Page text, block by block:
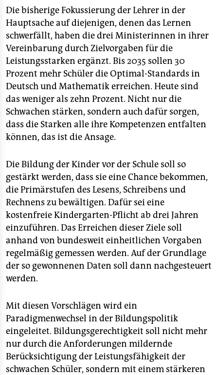
Die bisherige Fokussierung der Lehrer in der
Hauptsache auf diejenigen, denen das Lernen
schwerfällt, haben die drei Ministerinnen in ihrer
Vereinbarung durch Zielvorgaben für die
Leistungsstarken ergänzt. Bis 2035 sollen 30
Prozent mehr Schüler die Optimal-Standards in
Deutsch und Mathematik erreichen. Heute sind
das weniger als zehn Prozent. Nicht nur die
Schwachen stärken, sondern auch dafür sorgen,
dass die Starken alle ihre Kompetenzen entfalten
können, das ist die Ansage.
Die Bildung der Kinder vor der Schule soll so
gestärkt werden, dass sie eine Chance bekommen,
die Primärstufen des Lesens, Schreibens und
Rechnens zu bewältigen. Dafür sei eine
kostenfreie Kindergarten-Pflicht ab drei Jahren
einzuführen. Das Erreichen dieser Ziele soll
anhand von bundesweit einheitlichen Vorgaben
regelmäßig gemessen werden. Auf der Grundlage
der so gewonnenen Daten soll dann nachgesteuert
werden.
Mit diesen Vorschlägen wird ein
Paradigmenwechsel in der Bildungspolitik
eingeleitet. Bildungsgerechtigkeit soll nicht mehr
nur durch die Anforderungen mildernde
Berücksichtigung der Leistungsfähigkeit der
schwachen Schüler, sondern mit einem stärkeren